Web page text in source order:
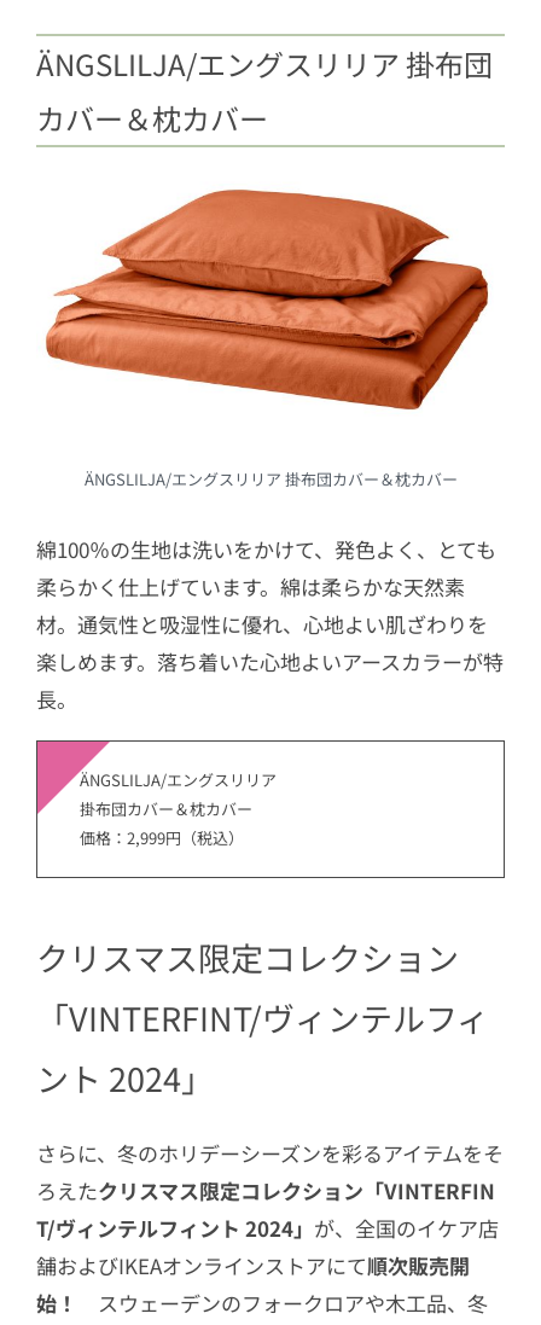
ÄNGSLILJA/エングスリリア 掛布団
カバー＆枕カバー
ÄNGSLILJA/エングスリリア 掛布団カバー＆枕カバー
綿100％の生地は洗いをかけて、発色よく、とても
柔らかく仕上げています。綿は柔らかな天然素
材。通気性と吸湿性に優れ、心地よい肌ざわりを
楽しめます。落ち着いた心地よいアースカラーが特
長。
ÄNGSLILJA/エングスリリア
掛布団カバー＆枕カバー
価格：2,999円（税込）
クリスマス限定コレクション
「VINTERFINT/ヴィンテルフィ
ント 2024」
さらに、冬のホリデーシーズンを彩るアイテムをそ
ろえたクリスマス限定コレクション「VINTERFIN
T/ヴィンテルフィント 2024」 が、全国のイケア店
舗およびIKEAオンラインストアにて順次販売開
始！
スウェーデンのフォークロアや木工品、冬